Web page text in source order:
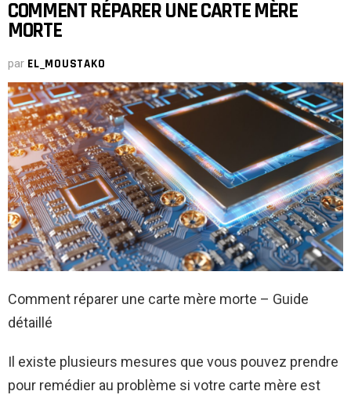
COMMENT RÉPARER UNE CARTE MÈRE
MORTE
par EL_MOUSTAKO
Comment réparer une carte mère morte – Guide
détaillé
Il existe plusieurs mesures que vous pouvez prendre
pour remédier au problème si votre carte mère est